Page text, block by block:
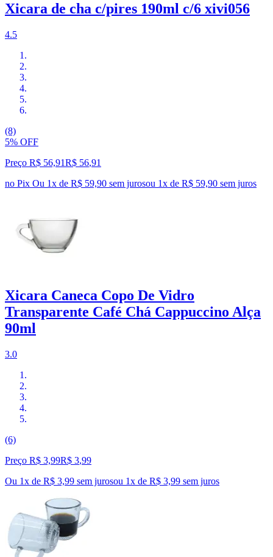
Xicara de cha c/pires 190ml c/6 xivi056
4.5
(8)
5% OFF
Preço R$ 56,91R$ 56,91
no Pix Ou 1x de R$ 59,90 sem jurosou 1x de R$ 59,90 sem juros
Xicara Caneca Copo De Vidro
Transparente Café Chá Cappuccino Alça
90ml
3.0
(6)
Preço R$ 3,99R$ 3,99
Ou 1x de R$ 3,99 sem jurosou 1x de R$ 3,99 sem juros